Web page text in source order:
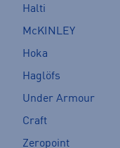
Halti
McKINLEY
Hoka
Haglöfs
Under Armour
Craft
Zeropoint